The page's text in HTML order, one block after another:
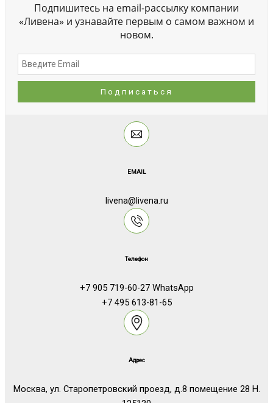
Подпишитесь на email-рассылку компании
«Ливена» и узнавайте первым о самом важном и
новом.
EMAIL
livena@livena.ru
Телефон
+7 905 719-60-27 WhatsApp
+7 495 613-81-65
Адрес
Москва, ул. Старопетровский проезд, д.8 помещение 28 Н.